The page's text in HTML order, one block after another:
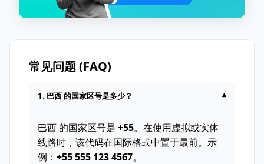
常见问题 (FAQ)
1. 巴西 的国家区号是多少？ ▾
巴西 的国家区号是 +55。在使用虚拟或实体
线路时，该代码在国际格式中置于最前。示
例： +55 555 123 4567。